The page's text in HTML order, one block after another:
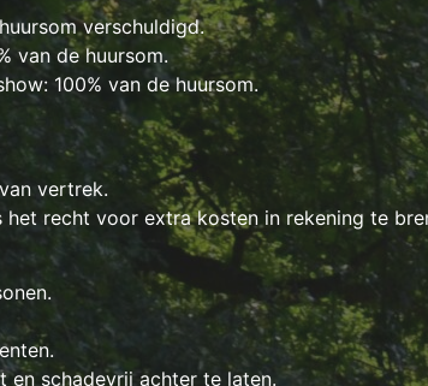
verschuldigd.
van de huursom.
100% van de huursom.
vertrek.
recht voor extra kosten in rekening te
en schadevrij achter te laten.